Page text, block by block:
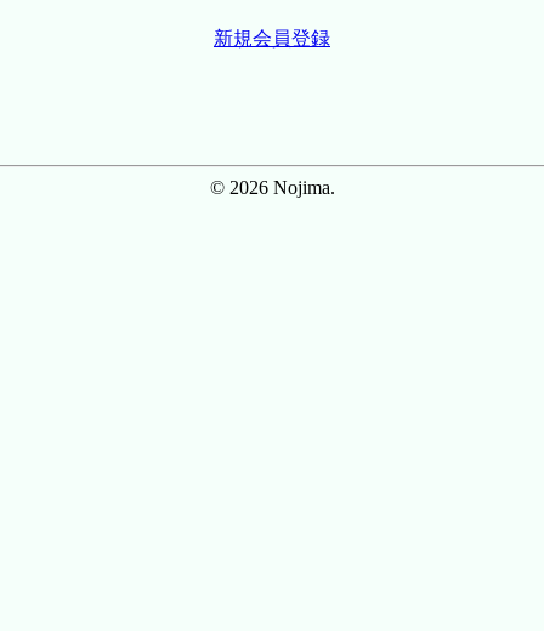
新規会員登録
© 2026 Nojima.